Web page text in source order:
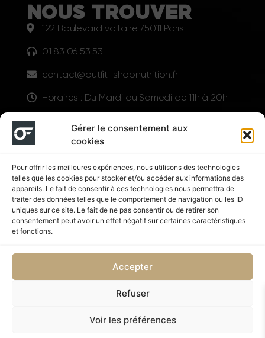
Gérer le consentement aux
cookies
Pour offrir les meilleures expériences, nous utilisons des technologies
telles que les cookies pour stocker et/ou accéder aux informations des
appareils. Le fait de consentir à ces technologies nous permettra de
traiter des données telles que le comportement de navigation ou les ID
uniques sur ce site. Le fait de ne pas consentir ou de retirer son
consentement peut avoir un effet négatif sur certaines caractéristiques
et fonctions.
Accepter
Refuser
Voir les préférences
NOUS TROUVER
122 Boulevard voltaire 75011 Paris
01 83 06 53 53
contact@outfit-shopnutrition.fr
Horaires : Du Mardi au Samedi de 11h à 20h
LIENS UTILES
Suivez nous